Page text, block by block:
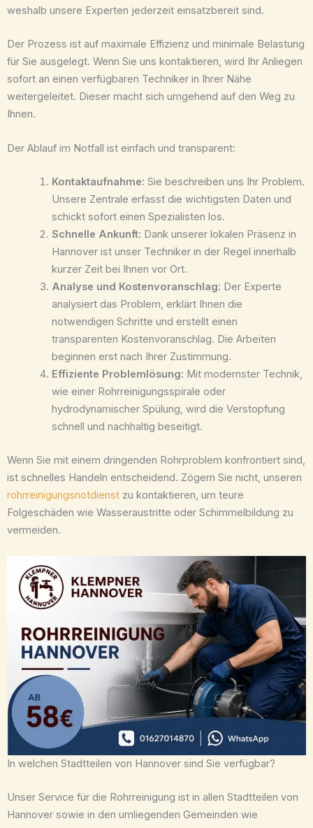
weshalb unsere Experten jederzeit einsatzbereit sind.
Der Prozess ist auf maximale Effizienz und minimale Belastung
für Sie ausgelegt. Wenn Sie uns kontaktieren, wird Ihr Anliegen
sofort an einen verfügbaren Techniker in Ihrer Nähe
weitergeleitet. Dieser macht sich umgehend auf den Weg zu
Ihnen.
Der Ablauf im Notfall ist einfach und transparent:
Kontaktaufnahme: Sie beschreiben uns Ihr Problem.
Unsere Zentrale erfasst die wichtigsten Daten und
schickt sofort einen Spezialisten los.
Schnelle Ankunft: Dank unserer lokalen Präsenz in
Hannover ist unser Techniker in der Regel innerhalb
kurzer Zeit bei Ihnen vor Ort.
Analyse und Kostenvoranschlag: Der Experte
analysiert das Problem, erklärt Ihnen die
notwendigen Schritte und erstellt einen
transparenten Kostenvoranschlag. Die Arbeiten
beginnen erst nach Ihrer Zustimmung.
Effiziente Problemlösung: Mit modernster Technik,
wie einer Rohrreinigungsspirale oder
hydrodynamischer Spülung, wird die Verstopfung
schnell und nachhaltig beseitigt.
Wenn Sie mit einem dringenden Rohrproblem konfrontiert sind,
ist schnelles Handeln entscheidend. Zögern Sie nicht, unseren
rohrreinigungsnotdienst zu kontaktieren, um teure
Folgeschäden wie Wasseraustritte oder Schimmelbildung zu
vermeiden.
In welchen Stadtteilen von Hannover sind Sie verfügbar?
Unser Service für die Rohrreinigung ist in allen Stadtteilen von
Hannover sowie in den umliegenden Gemeinden wie